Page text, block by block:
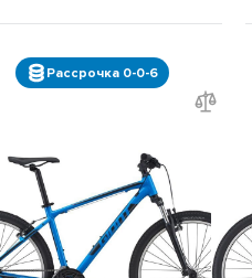
Рассрочка 0-0-6